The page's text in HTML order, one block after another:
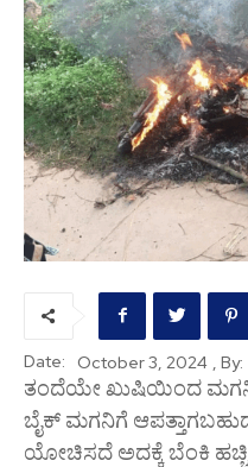
Date: October 3, 2024 , By:
ತಂದೆಯೇ ಖುಷಿಯಿಂದ
ಬೈಕ್ ಮಗನಿಗೆ
ಯೋಚಿಸದೆ ಅದಕ್ಕೆ ಬೆಂಕಿ